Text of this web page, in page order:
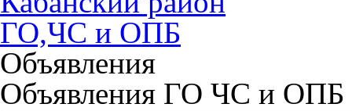
ГО,ЧС и ОПБ
Объявления
Объявления ГО ЧС и ОПБ